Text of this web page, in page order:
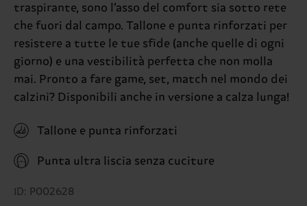
traspirante, sono l’asso del comfort sia sotto rete
che fuori dal campo. Tallone e punta rinforzati per
resistere a tutte le tue sfide (anche quelle di ogni
giorno) e una vestibilità perfetta che non molla
mai. Pronto a fare game, set, match nel mondo dei
calzini? Disponibili anche in versione a calza lunga!
Tallone e punta rinforzati
Punta ultra liscia senza cuciture
ID: P002628